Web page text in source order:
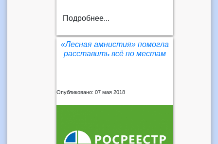
Подробнее...
«Лесная амнистия» помогла
расставить всё по местам
Опубликовано: 07 мая 2018